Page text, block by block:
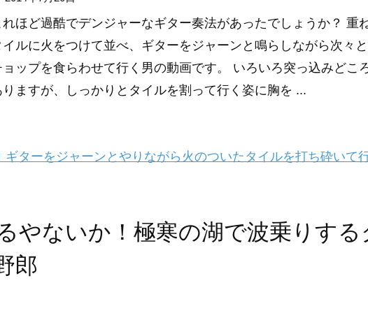
れほど過酷でデンジャーなギター奏法があったでしょうか？ 重
イルに火をつけて並べ、ギターをジャーンと鳴らしながら次々
ョップを食らわせて行く男の動画です。 いろいろ突っ込みどこ
りますが、しっかりとタイルを割って行く姿に胸を ...
ギターをジャーンとやりながら火のついたタイルを打ち砕いて
やないか！極寒の湖で波乗りする
郎